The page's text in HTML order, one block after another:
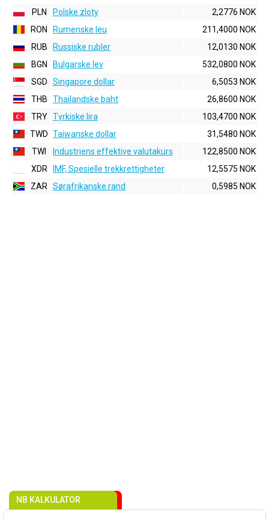
PLN
Polske zloty
2,2776 NOK
RON
Rumenske leu
211,4000 NOK
RUB
Russiske rubler
12,0130 NOK
BGN
Bulgarske lev
532,0800 NOK
SGD
Singapore dollar
6,5053 NOK
THB
Thailandske baht
26,8600 NOK
TRY Tyrkiske lira
103,4700 NOK
TWD Taiwanske dollar
31,5480 NOK
TWI
Industriens effektive valutakurs
122,8500 NOK
XDR
IMF, Spesielle trekkrettigheter
12,5575 NOK
ZAR
Sørafrikanske rand 0,5985 NOK
NB KALKULATOR